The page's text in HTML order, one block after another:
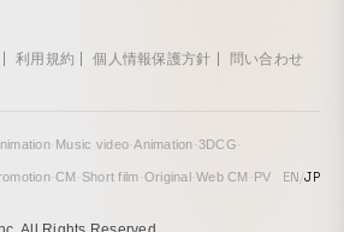
利用規約 個人情報保護方針 問い合わせ
· Music video·Animation·3DCG·
·CM · Short film·Original ·Web CM · PV EN/JP